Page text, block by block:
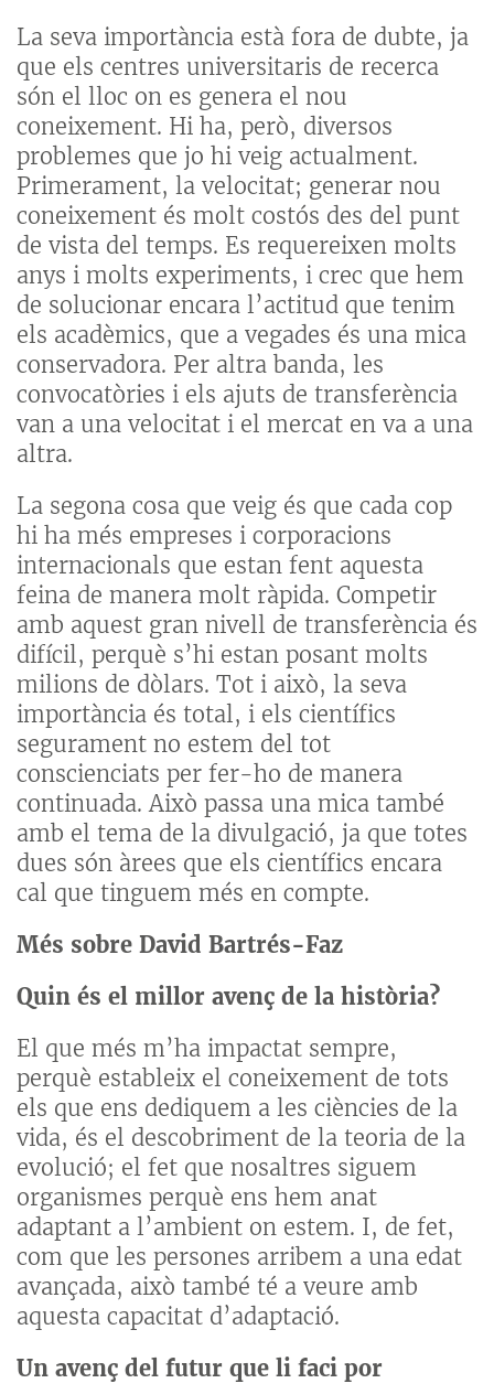
La seva importància està fora de dubte, ja
que els centres universitaris de recerca
són el lloc on es genera el nou
coneixement. Hi ha, però, diversos
problemes que jo hi veig actualment.
Primerament, la velocitat; generar nou
coneixement és molt costós des del punt
de vista del temps. Es requereixen molts
anys i molts experiments, i crec que hem
de solucionar encara l’actitud que tenim
els acadèmics, que a vegades és una mica
conservadora. Per altra banda, les
convocatòries i els ajuts de transferència
van a una velocitat i el mercat en va a una
altra.
La segona cosa que veig és que cada cop
hi ha més empreses i corporacions
internacionals que estan fent aquesta
feina de manera molt ràpida. Competir
amb aquest gran nivell de transferència és
difícil, perquè s’hi estan posant molts
milions de dòlars. Tot i això, la seva
importància és total, i els científics
segurament no estem del tot
conscienciats per fer-ho de manera
continuada. Això passa una mica també
amb el tema de la divulgació, ja que totes
dues són àrees que els científics encara
cal que tinguem més en compte.
Més sobre David Bartrés-Faz
Quin és el millor avenç de la història?
El que més m’ha impactat sempre,
perquè estableix el coneixement de tots
els que ens dediquem a les ciències de la
vida, és el descobriment de la teoria de la
evolució; el fet que nosaltres siguem
organismes perquè ens hem anat
adaptant a l’ambient on estem. I, de fet,
com que les persones arribem a una edat
avançada, això també té a veure amb
aquesta capacitat d’adaptació.
Un avenç del futur que li faci por